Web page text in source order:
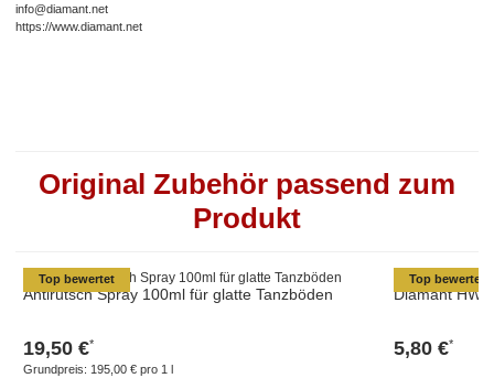
info@diamant.net
https://www.diamant.net
Original Zubehör passend zum
Produkt
Top bewertet
Antirutsch Spray 100ml für glatte Tanzböden
19,50 €*
Grundpreis: 195,00 € pro 1 l
Top bewertet
Diamant
5,80 €*